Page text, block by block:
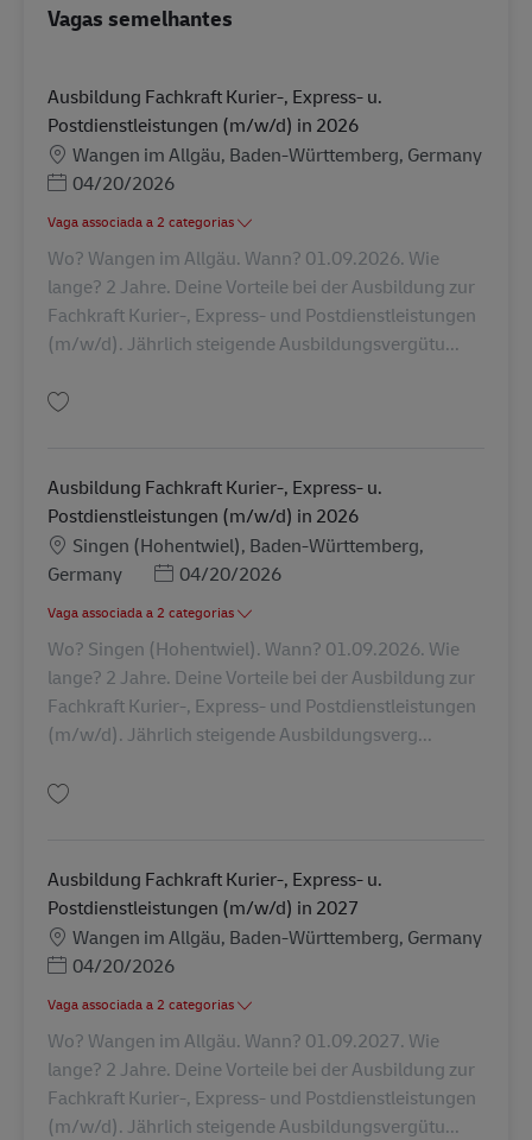
Vagas semelhantes
Ausbildung Fachkraft Kurier-, Express- u.
Postdienstleistungen (m/w/d) in 2026
Localização
Wangen im Allgäu, Baden-Württemberg, Germany
Posted Date
04/20/2026
Vaga associada a 2 categorias
Wo? Wangen im Allgäu. Wann? 01.09.2026. Wie
lange? 2 Jahre. Deine Vorteile bei der Ausbildung zur
Fachkraft Kurier-, Express- und Postdienstleistungen
(m/w/d). Jährlich steigende Ausbildungsvergütu...
Ausbildung Fachkraft Kurier-, Express- u.
Postdienstleistungen (m/w/d) in 2026
Localização
Singen (Hohentwiel), Baden-Württemberg,
Germany
Posted Date
04/20/2026
Vaga associada a 2 categorias
Wo? Singen (Hohentwiel). Wann? 01.09.2026. Wie
lange? 2 Jahre. Deine Vorteile bei der Ausbildung zur
Fachkraft Kurier-, Express- und Postdienstleistungen
(m/w/d). Jährlich steigende Ausbildungsverg...
Ausbildung Fachkraft Kurier-, Express- u.
Postdienstleistungen (m/w/d) in 2027
Localização
Wangen im Allgäu, Baden-Württemberg, Germany
Posted Date
04/20/2026
Vaga associada a 2 categorias
Wo? Wangen im Allgäu. Wann? 01.09.2027. Wie
lange? 2 Jahre. Deine Vorteile bei der Ausbildung zur
Fachkraft Kurier-, Express- und Postdienstleistungen
(m/w/d). Jährlich steigende Ausbildungsvergütu...